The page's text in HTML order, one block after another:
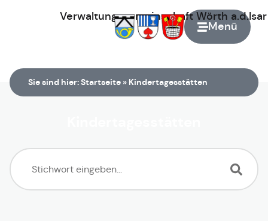
Menü
Verwaltungsgemeinschaft Wörth
Sie sind hier:Startseite » Kindertagesstätten